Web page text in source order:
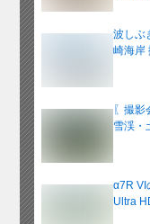
波しぶ
崎海岸
〖撮
雪渓・
α7R VI
Ultra